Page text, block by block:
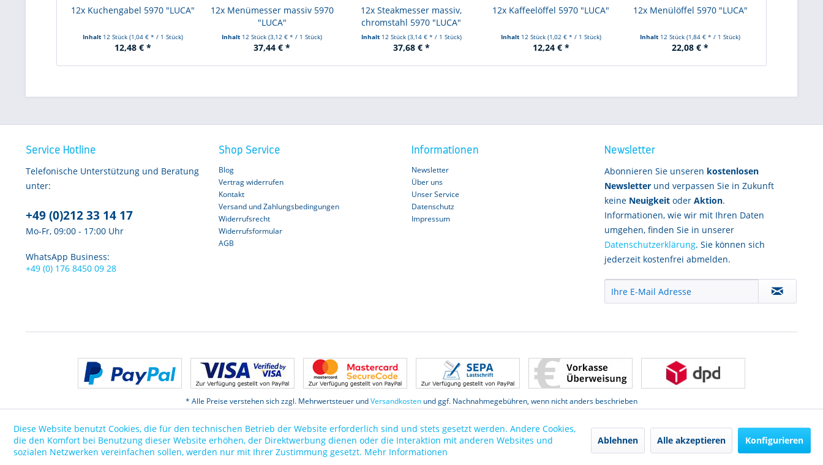
12x Kuchengabel 5970 "LUCA"
Inhalt 12 Stück (1,04 € * / 1 Stück)
12,48 € *
12x Menümesser massiv 5970
"LUCA"
Inhalt 12 Stück(3,12 € * / 1 Stück)
37,44 € *
12x Steakmesser massiv,
chromstahl 5970 "LUCA"
Inhalt 12 Stück (3,14 € * / 1 Stück)
37,68 € *
12x Kaffeelöffel 5970 "LUCA"
Inhalt 12 Stück (1,02 € * / 1 Stück)
12,24 € *
12x Menülöffel 5970 "LUCA"
Inhalt 12 Stück(1,84 € * / 1 Stück)
22,08 € *
Service Hotline
Telefonische Unterstützung und Beratung
unter:
+49 (0)212 33 14 17
Mo-Fr, 09:00 - 17:00 Uhr
WhatsApp Business:
+49 (0) 176 8450 09 28
Shop Service
Blog
Vertrag widerrufen
Kontakt
Versand und Zahlungsbedingungen
Widerrufsrecht
Widerrufsformular
AGB
Informationen
Newsletter
Über uns
Unser Service
Datenschutz
Impressum
Newsletter
Abonnieren Sie unseren kostenlosen
Newsletter und verpassen Sie in Zukunft
keine Neuigkeit oder Aktion.
Informationen, wie wir mit Ihren Daten
umgehen, finden Sie in unserer
Datenschutzerklärung. Sie können sich
jederzeit kostenfrei abmelden.
* Alle Preise verstehen sich zzgl. Mehrwertsteuer undVersandkosten und ggf. Nachnahmegebühren, wenn nicht anders beschrieben
Datenschutz
Diese Website benutzt Cookies, die für den technischen Betrieb der Website erforderlich sind und stets gesetzt werden. Andere Cookies,
die den Komfort bei Benutzung dieser Website erhöhen, der Direktwerbung dienen oder die Interaktion mit anderen Websites und
sozialen Netzwerken vereinfachen sollen, werden nur mit Ihrer Zustimmung gesetzt. Mehr Informationen
Ablehnen Alle akzeptieren Konfigurieren